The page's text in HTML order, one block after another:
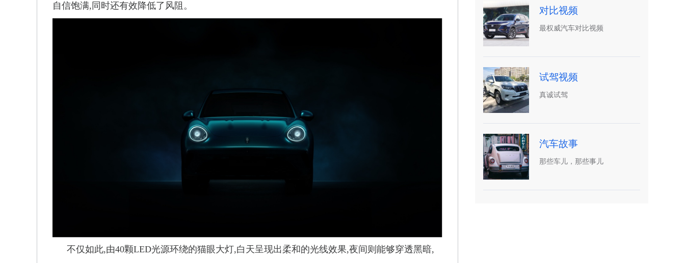
自信饱满,同时还有效降低了风阻。
不仅如此,由40颗LED光源环绕的猫眼大灯,白天呈现出柔和的光线效果,夜间则能够穿透黑暗,
对比视频
最权威汽车对比视频
试驾视频
真诚试驾
汽车故事
那些车儿，那些事儿